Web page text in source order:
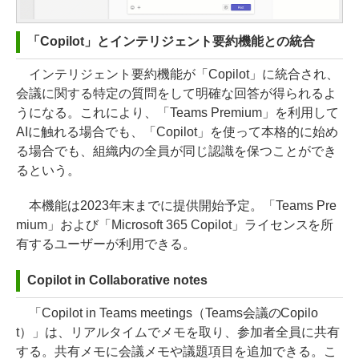
「Copilot」とインテリジェント要約機能との統合
インテリジェント要約機能が「Copilot」に統合され、
会議に関する特定の質問をして明確な回答が得られるよ
うになる。これにより、「Teams Premium」を利用して
AIに触れる場合でも、「Copilot」を使って本格的に始め
る場合でも、組織内の全員が同じ認識を保つことができ
るという。
本機能は2023年末までに提供開始予定。「Teams Pre
mium」および「Microsoft 365 Copilot」ライセンスを所
有するユーザーが利用できる。
Copilot in Collaborative notes
「Copilot in Teams meetings（Teams会議のCopilo
t）」は、リアルタイムでメモを取り、参加者全員に共有
する。共有メモに会議メモや議題項目を追加できる。こ